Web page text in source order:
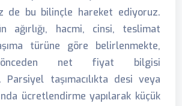
de bu bilinçle hareket ediyoruz.
ağırlığı, hacmi, cinsi, teslimat
türüne göre belirlenmekte,
önceden net fiyat bilgisi
Parsiyel taşımacılıkta desi veya
ücretlendirme yapılarak küçük